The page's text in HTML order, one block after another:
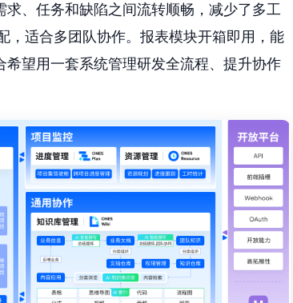
求、任务和缺陷之间流转顺畅，减少了多工
，适合多团队协作。报表模块开箱即用，能
望用一套系统管理研发全流程、提升协作